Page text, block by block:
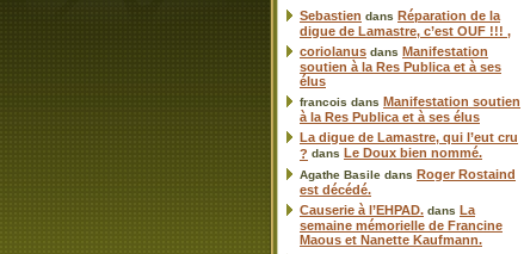
Sebastien dans Réparation de la
digue de Lamastre, c’est OUF !!! ,
coriolanus dans Manifestation
soutien à la Res Publica et à ses
élus
francois dans Manifestation soutien
à la Res Publica et à ses élus
La digue de Lamastre, qui l’eut cru
? dans Le Doux bien nommé.
Agathe Basile dans Roger Rostaind
est décédé.
Causerie à l’EHPAD. dans La
semaine mémorielle de Francine
Maous et Nanette Kaufmann.